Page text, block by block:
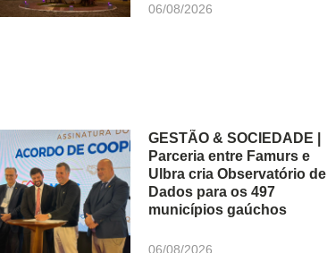
06/08/2026
GESTÃO & SOCIEDADE |
Parceria entre Famurs e
Ulbra cria Observatório de
Dados para os 497
municípios gaúchos
06/08/2026